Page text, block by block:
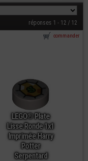
réponses 1 - 12 / 12
LEGO® Plate
Lisse Ronde 1x1
Imprimée Harry
Potter
Serpentard
commander